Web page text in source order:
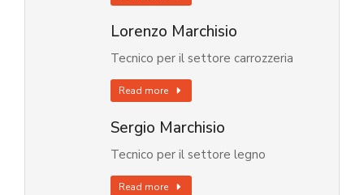
Lorenzo Marchisio
Tecnico per il settore carrozzeria
Read more
Sergio Marchisio
Tecnico per il settore legno
Read more